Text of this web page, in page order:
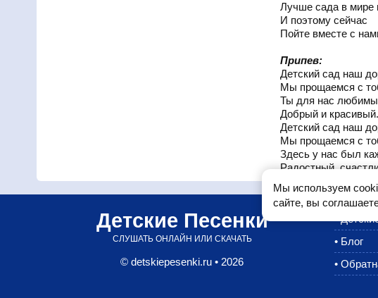
Лучше сада в мире
И поэтому сейчас
Пойте вместе с
Припев:
Детский сад наш
Мы прощаемся с
Ты для нас
Добрый и красивый.
Детский сад наш
Мы прощаемся с
Здесь у нас был
Радостный,
Детские Песенки
СЛУШАТЬ ОНЛАЙН ИЛИ СКАЧАТЬ
© detskiepesenki.ru • 2026
•
• Блог
•
Мы используем
сайте, вы